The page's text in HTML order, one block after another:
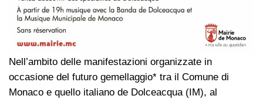
Nell’ambito delle manifestazioni organizzate in
occasione del futuro gemellaggio* tra il Comune di
Monaco e quello italiano de Dolceacqua (IM), al